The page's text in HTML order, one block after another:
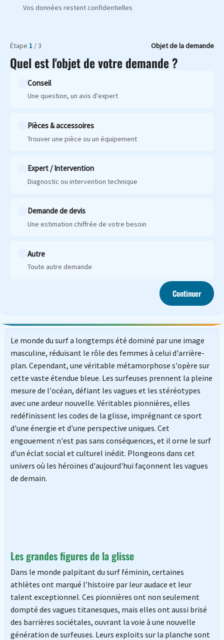
Vos données restent confidentielles
Étape 1 / 3 Objet de la demande
Quel est l'objet de votre demande ?
Conseil
Une question, un avis d'expert
Pièces & accessoires
Trouver une pièce ou un équipement
Expert / Intervention
Diagnostic ou intervention technique
Demande de devis
Une estimation chiffrée de votre besoin
Autre
Toute autre demande
Continuer
Le monde du surf a longtemps été dominé par une image
masculine, réduisant le rôle des femmes à celui d'arrière-
plan. Cependant, une véritable métamorphose s'opère sur
cette vaste étendue bleue. Les surfeuses prennent la pleine
mesure de l'océan, défiant les vagues et les stéréotypes
avec une ardeur nouvelle. Véritables pionnières, elles
redéfinissent les codes de la glisse, imprégnant ce sport
d'une énergie et d'une perspective uniques. Cet
engouement n'est pas sans conséquences, et il orne le surf
d'un éclat social et culturel inédit. Plongeons dans cet
univers où les héroïnes d'aujourd'hui façonnent les vagues
de demain.
Les grandes figures de la glisse
Dans le monde palpitant du surf féminin, certaines
athlètes ont marqué l’histoire par leur audace et leur
talent exceptionnel. Ces pionnières ont non seulement
dompté des vagues titanesques, mais elles ont aussi brisé
des barrières sociétales, ouvrant la voie à une nouvelle
génération de surfeuses. Leurs exploits sur la planche sont